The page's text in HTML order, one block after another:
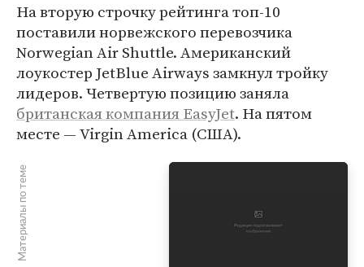
На вторую строчку рейтинга топ-10
поставили норвежского перевозчика
Norwegian Air Shuttle. Американский
лоукостер JetBlue Airways замкнул тройку
лидеров. Четвертую позицию заняла
британская компания EasyJet. На пятом
месте — Virgin America (США).
Материалы по теме